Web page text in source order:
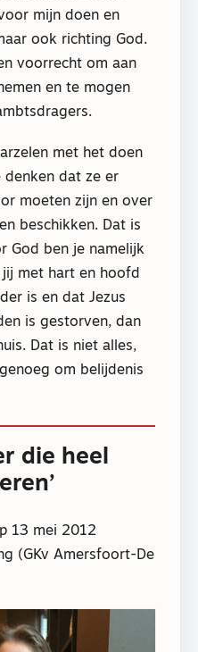
mijn doen en
ook richting God.
voorrecht om aan
en te mogen
met het doen
denken dat ze er
moeten zijn en over
beschikken. Dat is
God ben je namelijk
met hart en hoofd
is en dat Jezus
is gestorven, dan
Dat is niet alles,
om belijdenis
die heel
13 mei 2012
(GKv Amersfoort-De